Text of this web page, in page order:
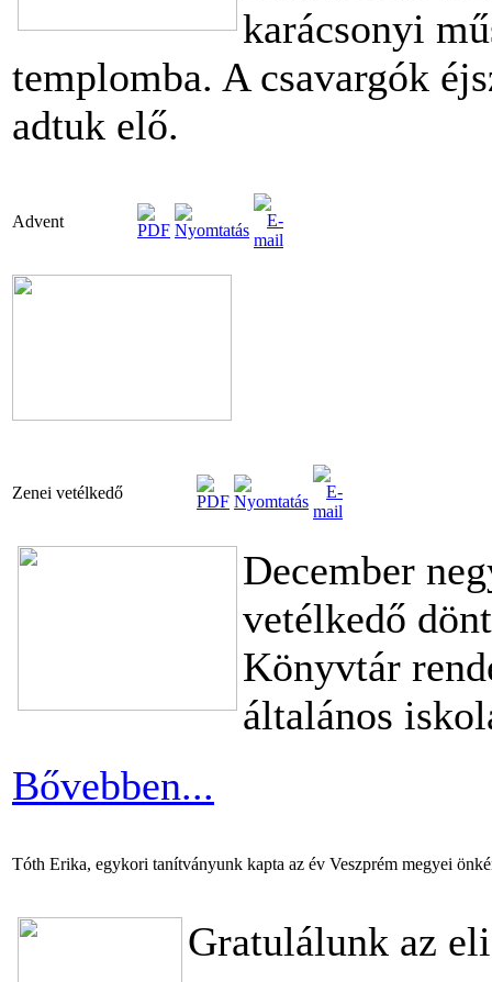
karácsonyi
templomba. A csavargók
adtuk elő.
Advent
Zenei vetélkedő
December
vetélkedő
Könyvtár
általános
Bővebben...
Tóth Erika, egykori tanítványunk kapta az év Veszprém megyei
Gratulálunk az